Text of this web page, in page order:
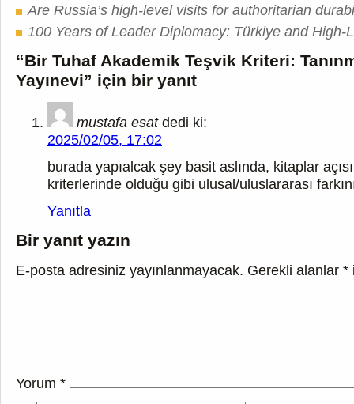
Are Russia’s high-level visits for authoritarian
100 Years of Leader Diplomacy: Türkiye and High-
“Bir Tuhaf Akademik Teşvik Kriteri:
Yayınevi” için bir yanıt
mustafa esat dedi ki:
2025/02/05, 17:02
burada yapıalcak şey basit aslında, kitaplar
kriterlerinde olduğu gibi ulusal/uluslararası
Yanıtla
Bir yanıt yazın
E-posta adresiniz yayınlanmayacak. Gerekli alanlar *
Yorum *